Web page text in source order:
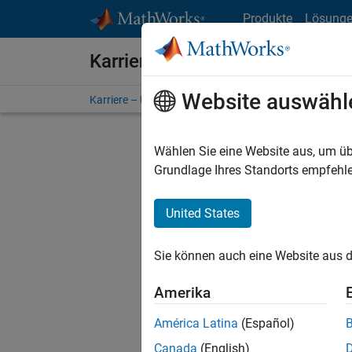
Produkte
Karriere bei MathWorks
Karriere – Übersicht Stellensuche
FILTER:
Stellen
Es
Region
Website
Wählen Sie eine Website aus, um
Grundlage Ihres Standorts
United States
Sie können auch eine Website aus
Amerika
América Latina (Español)
Canada (English)